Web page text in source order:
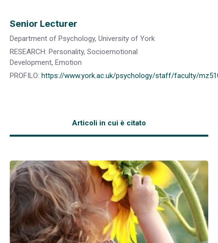
Senior Lecturer
Department of Psychology, University of York
RESEARCH: Personality, Socioemotional
Development, Emotion
PROFILO: https://www.york.ac.uk/psychology/staff/faculty/
Articoli in cui è citato